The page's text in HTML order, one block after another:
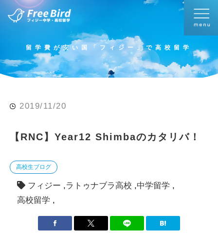
留学費が安い国「フィジー」で高校留学
2019/11/20
【RNC】Year12 Shimbaのカタリバ！
高校生ブログ
フィジー ラトゥナブラ高校
中学留学
高校留学